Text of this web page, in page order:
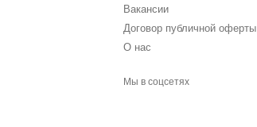
Вакансии
Договор публичной оферты
О нас
Мы в соцсетях